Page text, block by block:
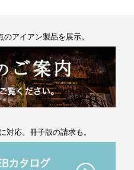
アイアン製品を展示。
対応。冊子版の請求も。